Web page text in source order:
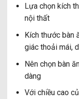
Lựa chọn kích
nội thất
Kích thước bàn
giác thoải mái,
Nên chọn bàn
dàng
Với chiều cao